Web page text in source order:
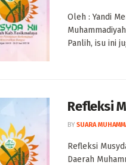
Oleh : Yandi
Panlih, isu ini
Refleksi
BY SUARA
Refleksi
Daerah